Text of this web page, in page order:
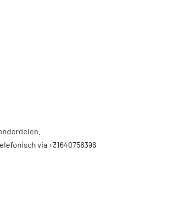
via +31640756396